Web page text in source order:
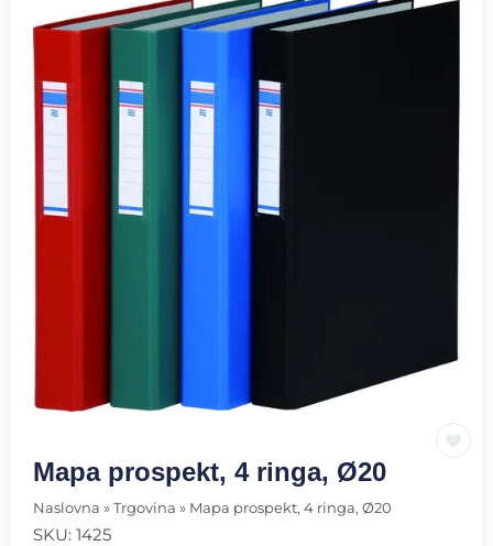
Mapa prospekt, 4 ringa, Ø20
Naslovna » Trgovina » Mapa prospekt, 4 ringa, Ø20
SKU: 1425